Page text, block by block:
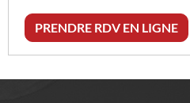
PRENDRE RDV EN LIGNE